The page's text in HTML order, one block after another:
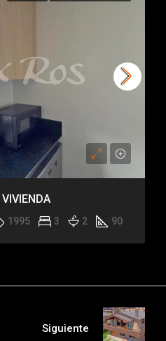
1995 3 2 90
Siguiente